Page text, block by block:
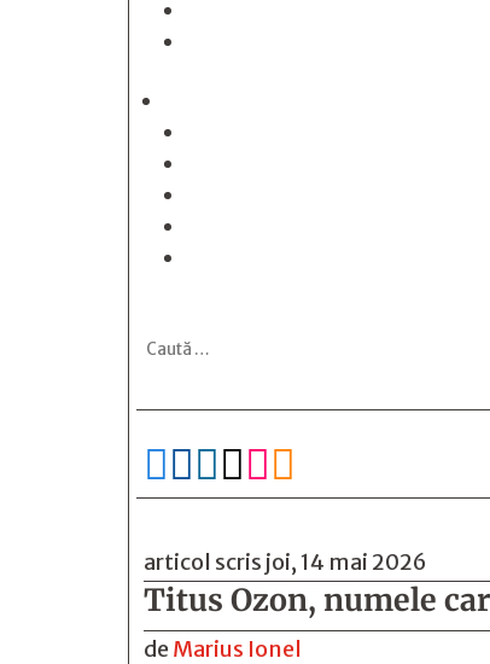

articol scris joi, 14 mai 2026
Titus Ozon, numele
de Marius Ionel